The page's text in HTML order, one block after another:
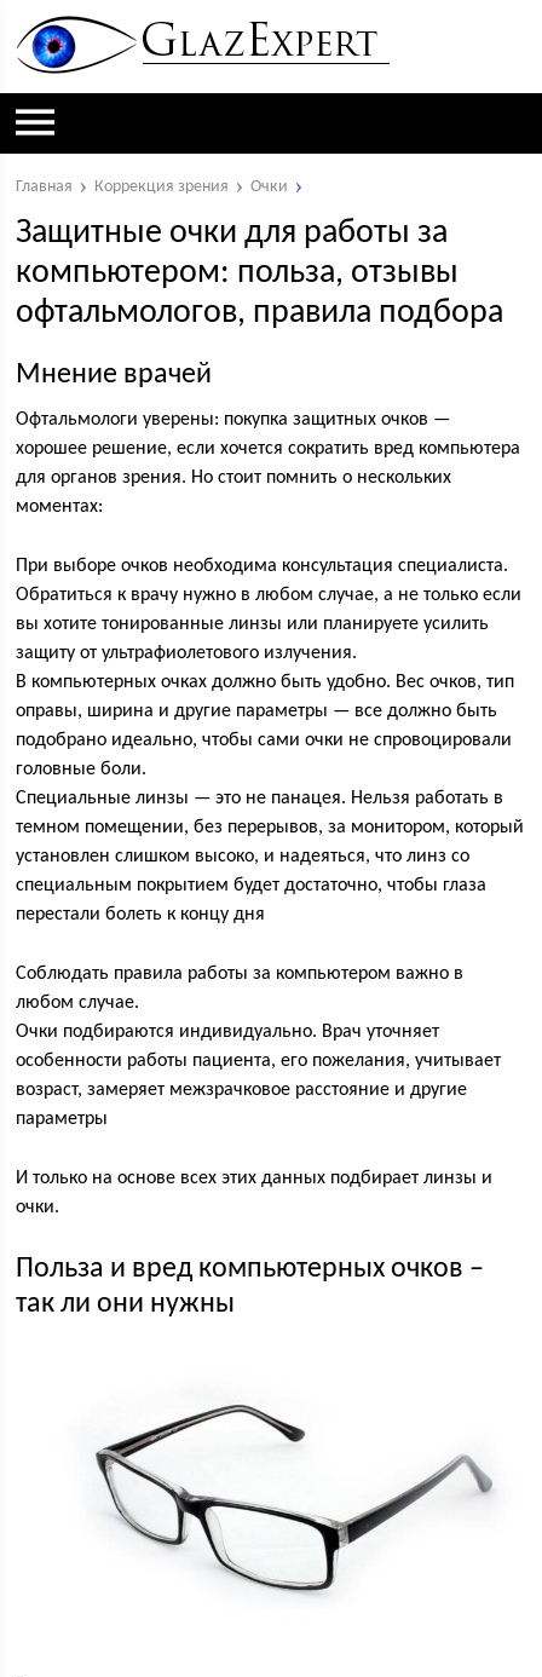
Главная Коррекция зрения Очки
Защитные очки для работы за
компьютером: польза, отзывы
офтальмологов, правила подбора
Мнение врачей
Офтальмологи уверены: покупка защитных очков —
хорошее решение, если хочется сократить вред компьютера
для органов зрения. Но стоит помнить о нескольких
моментах:
При выборе очков необходима консультация специалиста.
Обратиться к врачу нужно в любом случае, а не только если
вы хотите тонированные линзы или планируете усилить
защиту от ультрафиолетового излучения.
В компьютерных очках должно быть удобно. Вес очков, тип
оправы, ширина и другие параметры — все должно быть
подобрано идеально, чтобы сами очки не спровоцировали
головные боли.
Специальные линзы — это не панацея. Нельзя работать в
темном помещении, без перерывов, за монитором, который
установлен слишком высоко, и надеяться, что линз со
специальным покрытием будет достаточно, чтобы глаза
перестали болеть к концу дня
Соблюдать правила работы за компьютером важно в
любом случае.
Очки подбираются индивидуально. Врач уточняет
особенности работы пациента, его пожелания, учитывает
возраст, замеряет межзрачковое расстояние и другие
параметры
И только на основе всех этих данных подбирает линзы и
очки.
Польза и вред компьютерных очков –
так ли они нужны